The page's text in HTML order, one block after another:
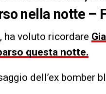
nella notte –
, ha voluto ricordare
questa notte.
dell’ex bomber